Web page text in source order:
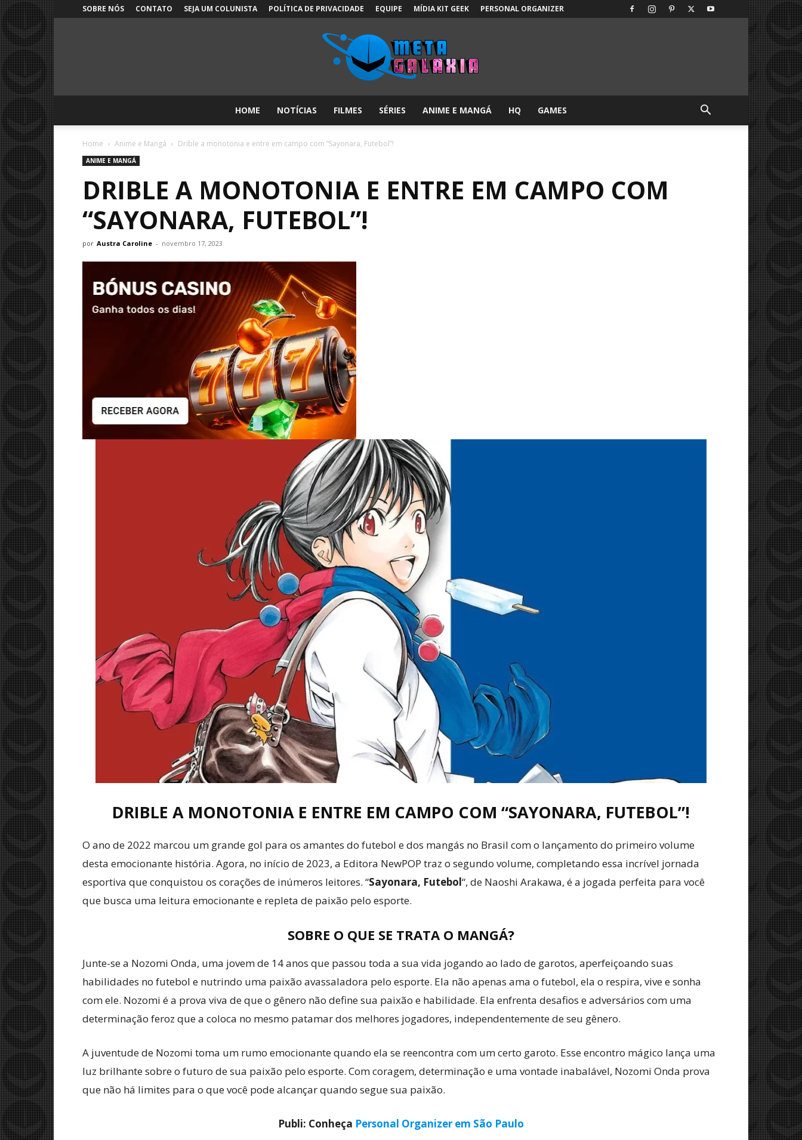
SOBRE NÓS CONTATO SEJA UM COLUNISTA POLÍTICA DE PRIVACIDADE EQUIPE MÍDIA KIT GEEK PERSONAL ORGANIZER
Galáxia:
sobre
Cultura
Pop!
HOME NOTÍCIAS FILMES SÉRIES ANIME E MANGÁ HQ GAMES
Home Anime e Mangá Drible a monotonia e entre em campo com “Sayonara, Futebol”!
ANIME E MANGÁ
DRIBLE A MONOTONIA E ENTRE EM CAMPO COM
“SAYONARA, FUTEBOL”!
por Austra Caroline - novembro 17, 2023
DRIBLE A MONOTONIA E ENTRE EM CAMPO COM “SAYONARA, FUTEBOL”!
O ano de 2022 marcou um grande gol para os amantes do futebol e dos mangás no Brasil com o lançamento do primeiro volume
desta emocionante história. Agora, no início de 2023, a Editora NewPOP traz o segundo volume, completando essa incrível jornada
esportiva que conquistou os corações de inúmeros leitores. “Sayonara, Futebol“, de Naoshi Arakawa, é a jogada perfeita para você
que busca uma leitura emocionante e repleta de paixão pelo esporte.
SOBRE O QUE SE TRATA O MANGÁ?
Junte-se a Nozomi Onda, uma jovem de 14 anos que passou toda a sua vida jogando ao lado de garotos, aperfeiçoando suas
habilidades no futebol e nutrindo uma paixão avassaladora pelo esporte. Ela não apenas ama o futebol, ela o respira, vive e sonha
com ele. Nozomi é a prova viva de que o gênero não define sua paixão e habilidade. Ela enfrenta desafios e adversários com uma
determinação feroz que a coloca no mesmo patamar dos melhores jogadores, independentemente de seu gênero.
A juventude de Nozomi toma um rumo emocionante quando ela se reencontra com um certo garoto. Esse encontro mágico lança uma
luz brilhante sobre o futuro de sua paixão pelo esporte. Com coragem, determinação e uma vontade inabalável, Nozomi Onda prova
que não há limites para o que você pode alcançar quando segue sua paixão.
Publi: Conheça Personal Organizer em São Paulo